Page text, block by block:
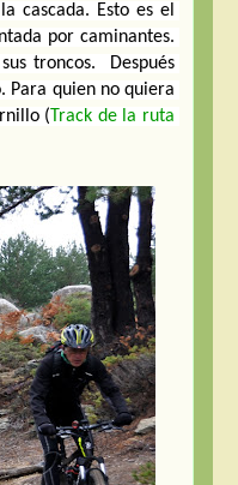
cascada. Esto es el
por caminantes.
troncos.  Después
Para quien no quiera
(Track de la ruta